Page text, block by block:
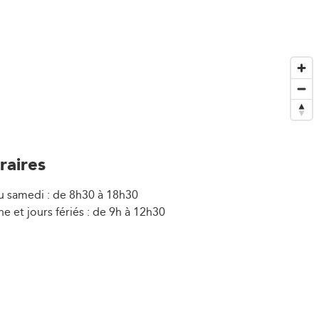
samedi : de 8h30 à 18h30
et jours fériés : de 9h à 12h30